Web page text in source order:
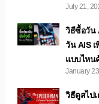
July 21,
วิธีซื้อวัน
วัน AIS
แบบไหน
January
วิธีดูสไป